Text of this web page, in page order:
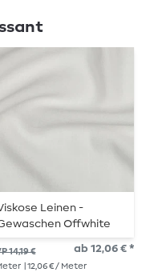
Leinen -
Offwhite
14,19 € ab 12,06 € *
| 12,06 € / Meter